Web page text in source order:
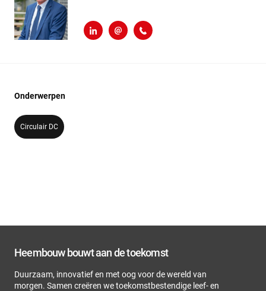
LinkedInr.verhey@heembouw.nl
071 - 332 00 50
Onderwerpen
Circulair DC
Heembouw bouwt aan de toekomst
Duurzaam, innovatief en met oog voor de wereld van
morgen. Samen creëren we toekomstbestendige leef- en